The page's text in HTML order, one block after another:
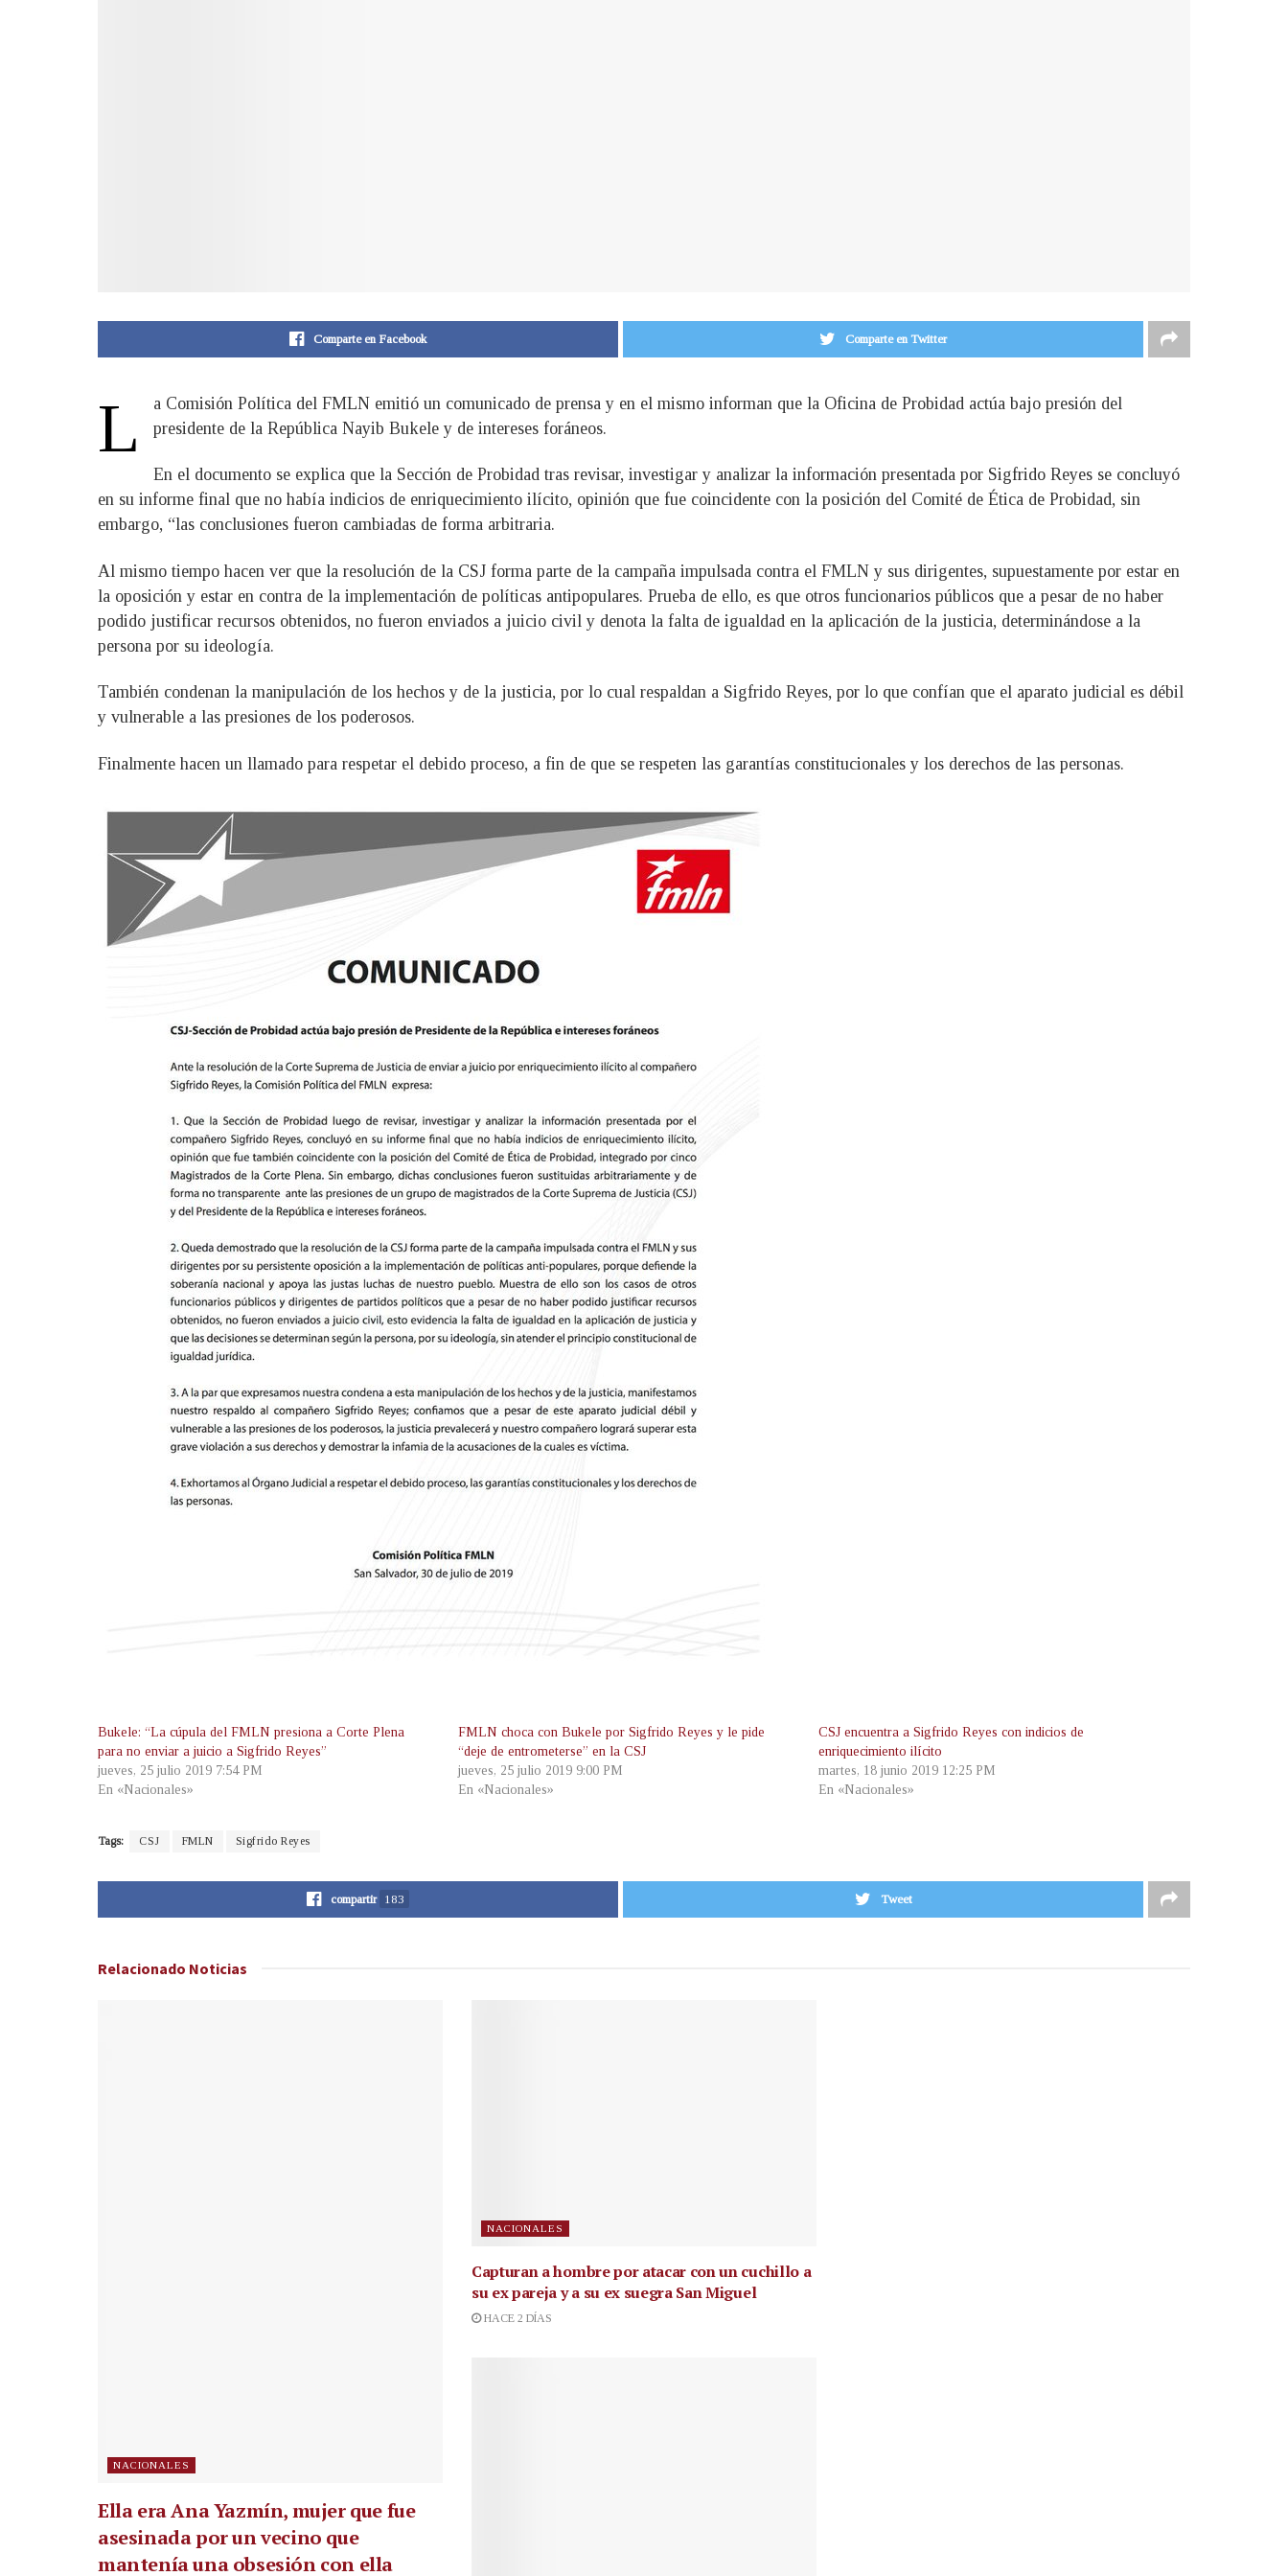
Comparte en Facebook Comparte en Twitter
L
a Comisión Política del FMLN emitió un comunicado de prensa y en el mismo informan que la Oficina de Probidad actúa bajo presión del
presidente de la República Nayib Bukele y de intereses foráneos.
En el documento se explica que la Sección de Probidad tras revisar, investigar y analizar la información presentada por Sigfrido Reyes se concluyó
en su informe final que no había indicios de enriquecimiento ilícito, opinión que fue coincidente con la posición del Comité de Ética de Probidad, sin
embargo, “las conclusiones fueron cambiadas de forma arbitraria.
Al mismo tiempo hacen ver que la resolución de la CSJ forma parte de la campaña impulsada contra el FMLN y sus dirigentes, supuestamente por estar en
la oposición y estar en contra de la implementación de políticas antipopulares. Prueba de ello, es que otros funcionarios públicos que a pesar de no haber
podido justificar recursos obtenidos, no fueron enviados a juicio civil y denota la falta de igualdad en la aplicación de la justicia, determinándose a la
persona por su ideología.
También condenan la manipulación de los hechos y de la justicia, por lo cual respaldan a Sigfrido Reyes, por lo que confían que el aparato judicial es débil
y vulnerable a las presiones de los poderosos.
Finalmente hacen un llamado para respetar el debido proceso, a fin de que se respeten las garantías constitucionales y los derechos de las personas.
Bukele: “La cúpula del FMLN presiona a Corte Plena
para no enviar a juicio a Sigfrido Reyes”
jueves, 25 julio 2019 7:54 PM
En «Nacionales»
FMLN choca con Bukele por Sigfrido Reyes y le pide
“deje de entrometerse” en la CSJ
jueves, 25 julio 2019 9:00 PM
En «Nacionales»
CSJ encuentra a Sigfrido Reyes con indicios de
enriquecimiento ilícito
martes, 18 junio 2019 12:25 PM
En «Nacionales»
Tags: CSJ FMLN Sigfrido Reyes
compartir 183 Tweet
Relacionado Noticias
NACIONALES
Ella era Ana Yazmín, mujer que fue
asesinada por un vecino que
mantenía una obsesión con ella
NACIONALES
Capturan a hombre por atacar con un cuchillo a
su ex pareja y a su ex suegra San Miguel
HACE 2 DÍAS